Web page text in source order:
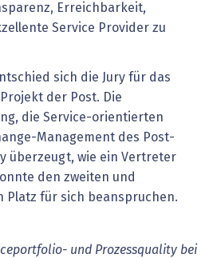
Erreichbarkeit,
Service Provider zu
sich die Jury für das
der Post. Die
die Service-orientierten
Management des Post-
überzeugt, wie ein Vertreter
den zweiten und
Platz für sich beanspruchen.
und Prozessquality bei